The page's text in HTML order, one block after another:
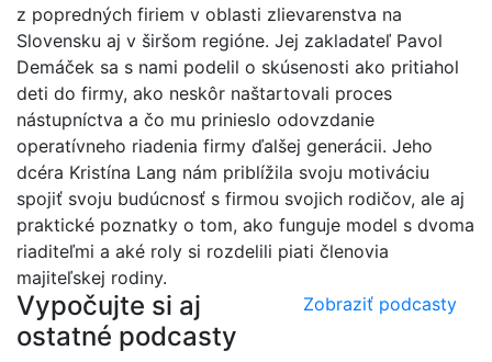
z popredných firiem v oblasti zlievarenstva na
Slovensku aj v širšom regióne. Jej zakladateľ Pavol
Demáček sa s nami podelil o skúsenosti ako pritiahol
deti do firmy, ako neskôr naštartovali proces
nástupníctva a čo mu prinieslo odovzdanie
operatívneho riadenia firmy ďalšej generácii. Jeho
dcéra Kristína Lang nám priblížila svoju motiváciu
spojiť svoju budúcnosť s firmou svojich rodičov, ale aj
praktické poznatky o tom, ako funguje model s dvoma
riaditeľmi a aké roly si rozdelili piati členovia
majiteľskej rodiny.
Vypočujte si aj
ostatné podcasty
Zobraziť podcasty